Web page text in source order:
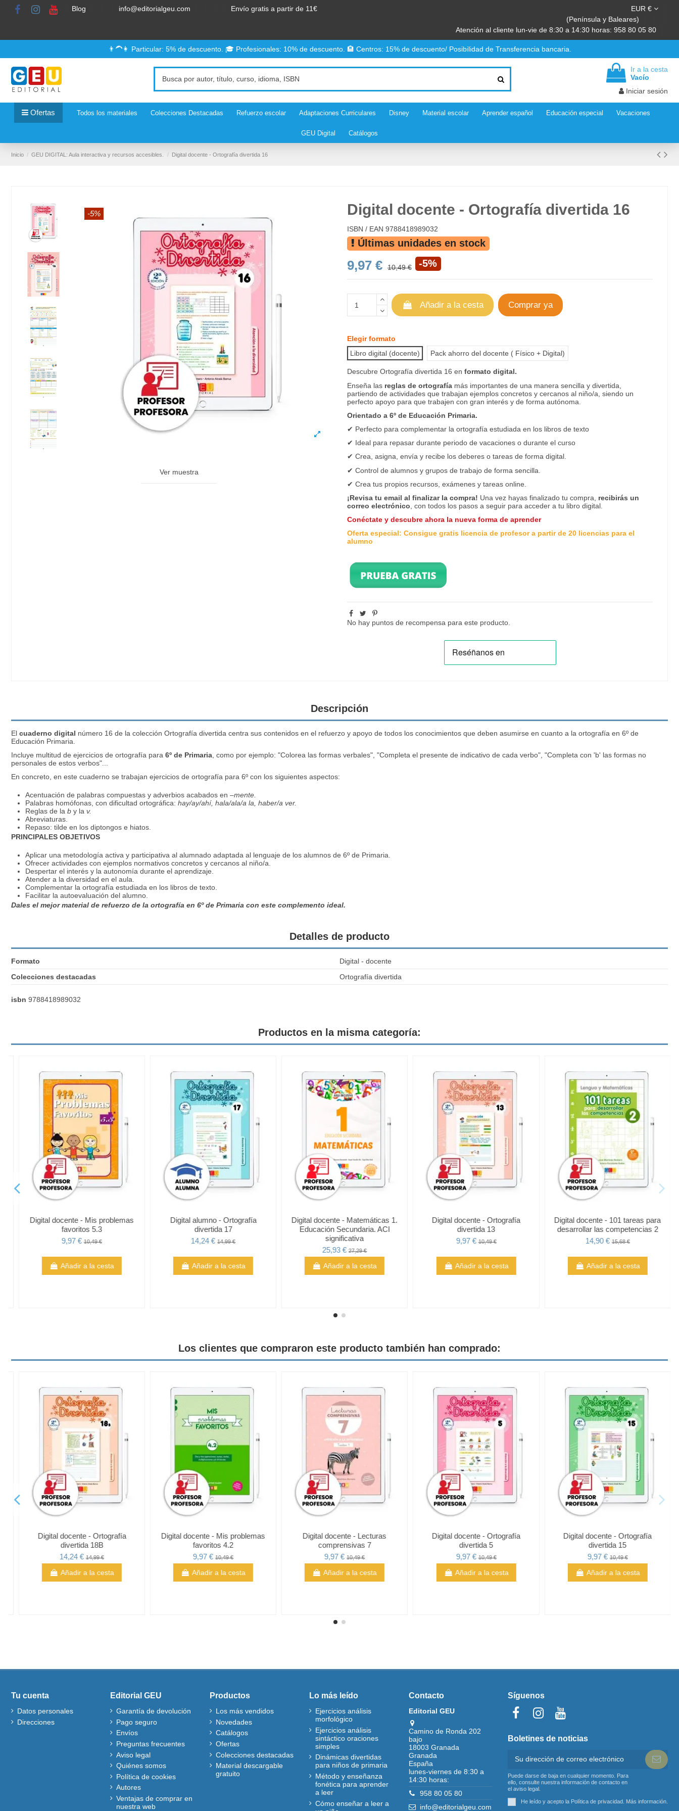
Blog info@editorialgeu.com Envío gratis a partir de 11€
EUR €
(Península y Baleares)
Atención al cliente lun-vie de 8:30 a 14:30 horas: 958 80 05 80
👨‍🦱👩 Particular: 5% de descuento. 🎓 Profesionales: 10% de descuento. 🏨 Centros: 15% de descuento/ Posibilidad de Transferencia bancaria.
Ir a la cesta
Vacío
Iniciar sesión
Ofertas Todos los materiales Colecciones Destacadas Refuerzo escolar Adaptaciones Curriculares Disney Material escolar Aprender español Educación especial Vacaciones
GEU Digital Catálogos
Inicio GEU DIGITAL: Aula interactiva y recursos accesibles. Digital docente - Ortografía divertida 16
-5%
Ver muestra
Digital docente - Ortografía divertida 16
ISBN / EAN 9788418989032
Últimas unidades en stock
9,97 € 10,49 € -5%
Añadir a la cesta Comprar ya
Elegir formato
Libro digital (docente)
Pack ahorro del docente ( Físico + Digital)
Descubre Ortografía divertida 16 en formato digital.
Enseña las reglas de ortografíamás importantes de una manera sencilla y divertida,
partiendo de actividades que trabajan ejemplos concretos y cercanos al niño/a, siendo un
perfecto apoyo para que trabajen con gran interés y de forma autónoma.
Orientado a 6º de Educación Primaria.
✔ Perfecto para complementar la ortografía estudiada en los libros de texto
✔ Ideal para repasar durante periodo de vacaciones o durante el curso
✔ Crea, asigna, envía y recibe los deberes o tareas de forma digital.
✔ Control de alumnos y grupos de trabajo de forma sencilla.
✔ Crea tus propios recursos, exámenes y tareas online.
¡Revisa tu email al finalizar la compra! Una vez hayas finalizado tu compra, recibirás un
correo electrónico , con todos los pasos a seguir para acceder a tu libro digital.
Conéctate y descubre ahora la nueva forma de aprender
Oferta especial: Consigue gratis licencia de profesor a partir de 20 licencias para el
alumno
No hay puntos de recompensa para este producto.
Descripción
El cuaderno digital número 16 de la colección Ortografía divertida centra sus contenidos en el refuerzo y apoyo de todos los conocimientos que deben asumirse en cuanto a la ortografía en 6º de
Educación Primaria.
Incluye multitud de ejercicios de ortografía para 6º de Primaria, como por ejemplo: "Colorea las formas verbales", "Completa el presente de indicativo de cada verbo", "Completa con 'b' las formas no
personales de estos verbos"...
En concreto, en este cuaderno se trabajan ejercicios de ortografía para 6º con los siguientes aspectos:
Acentuación de palabras compuestas y adverbios acabados en –mente.
Palabras homófonas, con dificultad ortográfica: hay/ay/ahí, hala/ala/a la, haber/a ver.
Reglas de la b y la v.
Abreviaturas.
Repaso: tilde en los diptongos e hiatos.
PRINCIPALES OBJETIVOS
Aplicar una metodología activa y participativa al alumnado adaptada al lenguaje de los alumnos de 6º de Primaria.
Ofrecer actividades con ejemplos normativos concretos y cercanos al niño/a.
Despertar el interés y la autonomía durante el aprendizaje.
Atender a la diversidad en el aula.
Complementar la ortografía estudiada en los libros de texto.
Facilitar la autoevaluación del alumno.
Dales el mejor material de refuerzo de la ortografía en 6º de Primaria con este complemento ideal.
Detalles de producto
Formato
Digital - docente
Colecciones destacadas
Ortografía divertida
isbn 9788418989032
Productos en la misma categoría:
Digital alumno - 100 ejercicios para
mejorar tu comprensión lectora
16,14 €16,99 €
Vista
Digital docente - Mis problemas
favoritos 5.3
9,97 € 10,49 €
Añadir a la cesta
Digital alumno - Ortografía
divertida 17
14,24 €14,99 €
Añadir a la cesta
Digital docente - Matemáticas 1.
Educación Secundaria. ACI
significativa
Añadir a la cesta
Digital docente - Ortografía
divertida 13
9,97 € 10,49 €
Añadir a la cesta
Los clientes que compraron este producto también han comprado:
Digital alumno - Ortografía
divertida 13
9,97 € 10,49 €
Añadir a la cesta
Digital docente - Ortografía
divertida 18B
14,24 €14,99 €
Añadir a la cesta
Digital docente - Mis problemas
favoritos 4.2
9,97 €10,49 €
Añadir a la cesta
Digital docente - Lecturas
comprensivas 7
9,97 €10,49 €
Añadir a la cesta
Digital docente - Ortografía
divertida 5
9,97 €10,49 €
Añadir a la cesta
Tu cuenta
Datos personales
Direcciones
Editorial GEU
Garantía de devolución
Pago seguro
Envíos
Preguntas frecuentes
Aviso legal
Quiénes somos
Política de cookies
Autores
Ventajas de comprar en
nuestra web
Productos
Los más vendidos
Novedades
Catálogos
Ofertas
Colecciones destacadas
Material descargable
gratuito
Lo más leído
Ejercicios análisis
morfológico
Ejercicios análisis
sintáctico oraciones
simples
Dinámicas divertidas
para niños de primaria
Método y enseñanza
fonética para aprender
a leer
Cómo enseñar a leer a
Contacto
Editorial GEU
Camino de Ronda 202
bajo
18003 Granada
Granada
España
lunes-viernes de 8:30 a
14:30 horas:
958 80 05 80
info@editorialgeu.com
Síguenos
Boletines de noticias
Puede darse de baja en cualquier momento. Para
ello, consulte nuestra información de contacto en
el aviso legal.
He leído y acepto la Política de privacidad. Más información